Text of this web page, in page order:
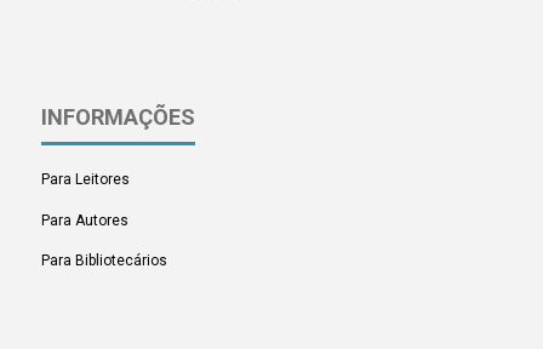
INFORMAÇÕES
Para Leitores
Para Autores
Para Bibliotecários